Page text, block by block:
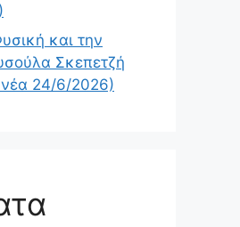
και την
Σκεπετζή
νέα 24/6/2026)